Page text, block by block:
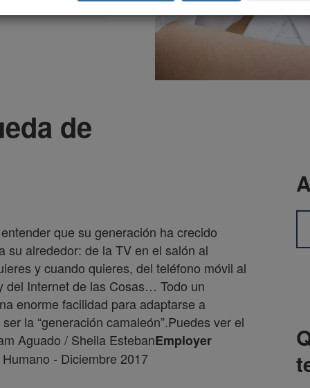
de
que su generación ha crecido
su alrededor: de la TV en el salón al
y cuando quieres, del teléfono móvil al
del Internet de las Cosas… Todo un
enorme facilidad para adaptarse a
la “generación camaleón”.Puedes ver el
Aguado / Sheila EstebanEmployer
- Diciembre 2017